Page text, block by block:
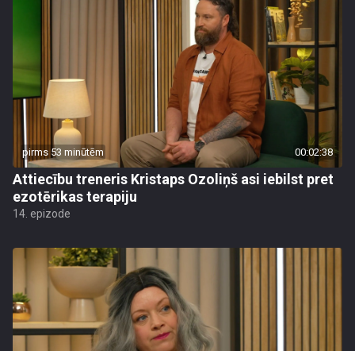
pirms 53 minūtēm 00:02:38
Attiecību treneris Kristaps Ozoliņš asi iebilst pret
ezotērikas terapiju
14. epizode